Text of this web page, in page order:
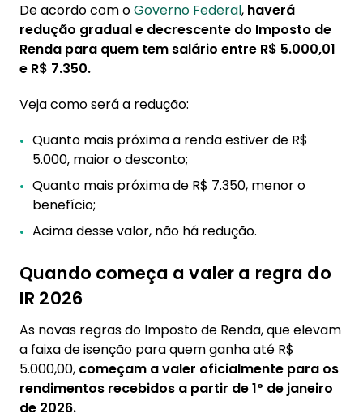
De acordo com oGoverno Federal, haverá
redução gradual e decrescente do Imposto de
Renda para quem tem salário entre R$ 5.000,01
e R$ 7.350.
Veja como será a redução:
Quanto mais próxima a renda estiver de R$
5.000, maior o desconto;
Quanto mais próxima de R$ 7.350, menor o
benefício;
Acima desse valor, não há redução.
Quando começa a valer a regra do
IR 2026
As novas regras do Imposto de Renda, que elevam
a faixa de isenção para quem ganha até R$
5.000,00, começam a valer oficialmente para os
rendimentos recebidos a partir de 1º de janeiro
de 2026.